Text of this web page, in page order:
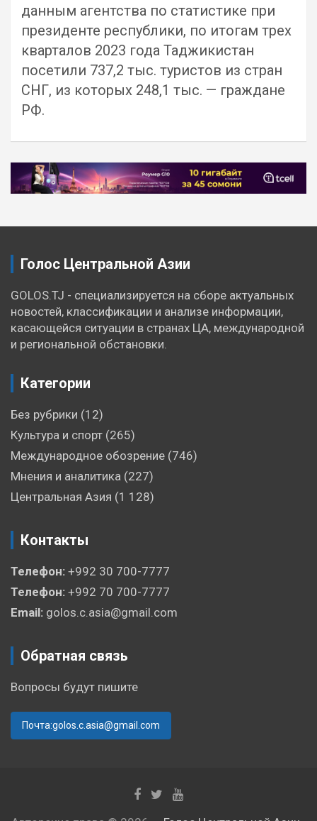
данным агентства по статистике при
президенте республики, по итогам трех
кварталов 2023 года Таджикистан
посетили 737,2 тыс. туристов из стран
СНГ, из которых 248,1 тыс. — граждане
РФ.
Навигация
по
Голос Центральной Азии
GOLOS.TJ - специализируется на сборе актуальных
новостей, классификации и анализе информации,
касающейся ситуации в странах ЦА, международной
и региональной обстановки.
Категории
Без рубрики (12)
Культура и спорт (265)
Международное обозрение (746)
Мнения и аналитика (227)
Центральная Азия (1 128)
Контакты
Телефон: +992 30 700-7777
Телефон: +992 70 700-7777
Email: golos.c.asia@gmail.com
Обратная связь
Вопросы будут пишите
Почта:golos.c.asia@gmail.com